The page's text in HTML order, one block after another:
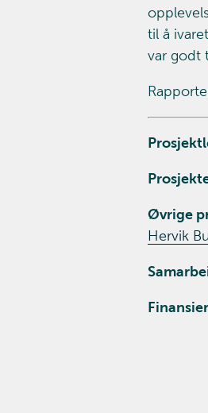
til å
var godt
Øvrige
Hervik